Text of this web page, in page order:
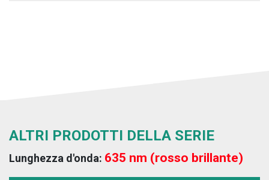
ALTRI PRODOTTI DELLA SERIE
Lunghezza d'onda: 635 nm (rosso brillante)